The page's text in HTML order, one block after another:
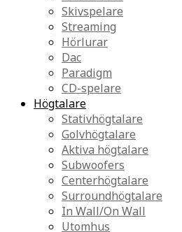
Skivspelare
Streaming
Hörlurar
Dac
Paradigm
CD-spelare
Högtalare
Stativhögtalare
Golvhögtalare
Aktiva högtalare
Subwoofers
Centerhögtalare
Surroundhögtalare
In Wall/On Wall
Utomhus